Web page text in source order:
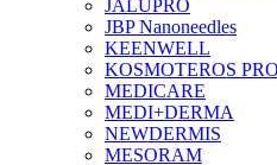
JALUPRO
JBP Nanoneedles
KEENWELL
KOSMOTEROS
MEDICARE
MEDI+DERMA
NEWDERMIS
MESORAM